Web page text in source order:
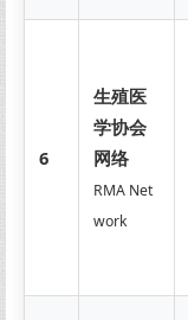
6
生殖医
学协会
网络
RMA Net
work